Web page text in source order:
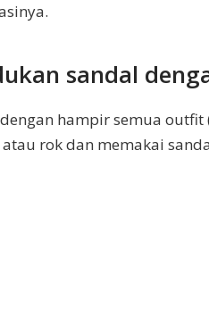
sandal
hampir semua
rok dan memakai